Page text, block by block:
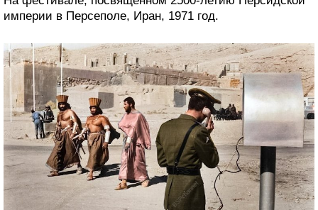
империи в Персеполе, Иран, 1971 год.